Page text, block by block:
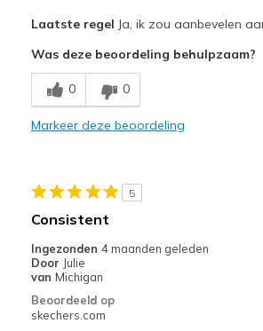
Comfortable
Stylish
Going Out
Travel
Laatste regel Ja, ik zou aanbevelen
Was deze beoordeling behulpzaam?
0 0
Markeer deze beoordeling
5
Consistent
Ingezonden 4 maanden geleden
Door Julie
van Michigan
Beoordeeld op
skechers.com